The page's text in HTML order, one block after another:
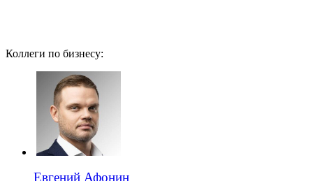
Коллеги по бизнесу:
Евгений Афонин